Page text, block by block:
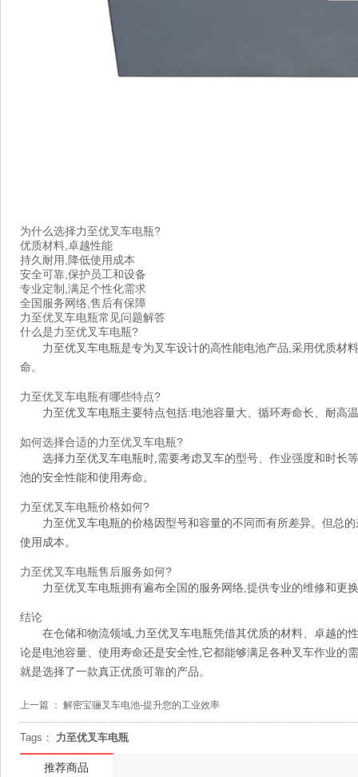
为什么选择力至优叉车电瓶?
优质材料,卓越性能
持久耐用,降低使用成本
安全可靠,保护员工和设备
专业定制,满足个性化需求
全国服务网络,售后有保障
力至优叉车电瓶常见问题解答
什么是力至优叉车电瓶?
力至优叉车电瓶是专为叉车设计的高性能电池产品,采用优质材
命。
力至优叉车电瓶有哪些特点?
力至优叉车电瓶主要特点包括:电池容量大、循环寿命长、耐高
如何选择合适的力至优叉车电瓶?
选择力至优叉车电瓶时,需要考虑叉车的型号、作业强度和时长
池的安全性能和使用寿命。
力至优叉车电瓶价格如何?
力至优叉车电瓶的价格因型号和容量的不同而有所差异。但总
使用成本。
力至优叉车电瓶售后服务如何?
力至优叉车电瓶拥有遍布全国的服务网络,提供专业的维修和更
结论
在仓储和物流领域,力至优叉车电瓶凭借其优质的材料、卓越的
论是电池容量、使用寿命还是安全性,它都能够满足各种叉车作业的
就是选择了一款真正优质可靠的产品。
上一篇 ： 解密宝骊叉车电池-提升您的工业效率
Tags： 力至优叉车电瓶
推荐商品